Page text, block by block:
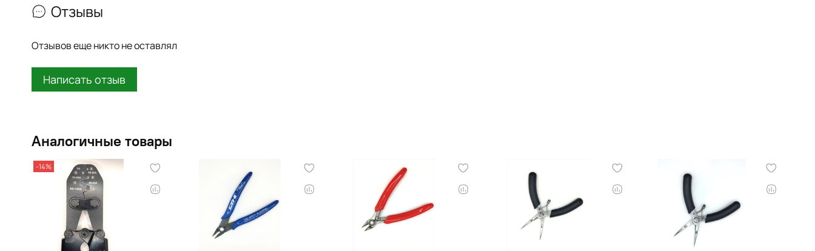
Отзывы
Отзывов еще никто не оставлял
Написать отзыв
Аналогичные товары
-14%